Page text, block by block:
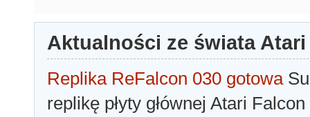
Aktualności ze świata Atari
Replika ReFalcon 030 gotowa
replikę płyty głównej Atari